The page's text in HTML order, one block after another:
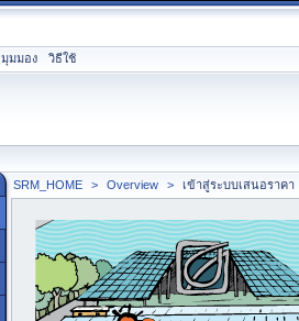
มุมมอง วิธีใช้
SRM_HOME
> Overview > เข้าสู่ระบบเสนอราคา